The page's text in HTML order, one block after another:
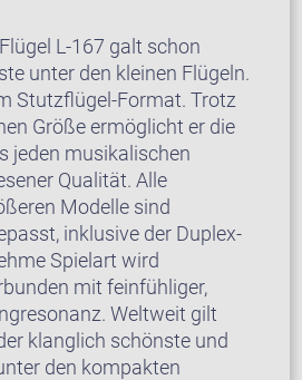
L-167 galt schon
unter den kleinen Flügeln.
Stutzflügel-Format. Trotz
Größe ermöglicht er die
jeden musikalischen
Qualität. Alle
Modelle sind
inklusive der Duplex-
Spielart wird
mit feinfühliger,
Weltweit gilt
klanglich schönste und
den kompakten